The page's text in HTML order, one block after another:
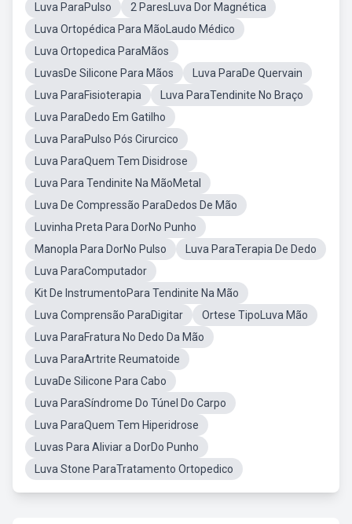
Luva ParaPulso
2 ParesLuva Dor Magnética
Luva Ortopédica Para MãoLaudo Médico
Luva Ortopedica ParaMãos
LuvasDe Silicone Para Mãos
Luva ParaDe Quervain
Luva ParaFisioterapia
Luva ParaTendinite No Braço
Luva ParaDedo Em Gatilho
Luva ParaPulso Pós Cirurcico
Luva ParaQuem Tem Disidrose
Luva Para Tendinite Na MãoMetal
Luva De Compressão ParaDedos De Mão
Luvinha Preta Para DorNo Punho
Manopla Para DorNo Pulso
Luva ParaTerapia De Dedo
Luva ParaComputador
Kit De InstrumentoPara Tendinite Na Mão
Luva Comprensão ParaDigitar
Ortese TipoLuva Mão
Luva ParaFratura No Dedo Da Mão
Luva ParaArtrite Reumatoide
LuvaDe Silicone Para Cabo
Luva ParaSíndrome Do Túnel Do Carpo
Luva ParaQuem Tem Hiperidrose
Luvas Para Aliviar a DorDo Punho
Luva Stone ParaTratamento Ortopedico